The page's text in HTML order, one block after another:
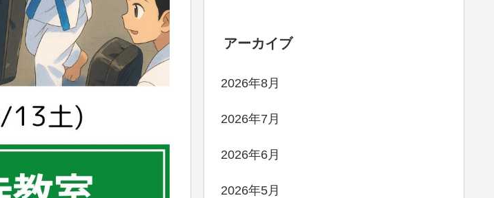
アーカイブ
2026年8月
2026年7月
2026年6月
2026年5月